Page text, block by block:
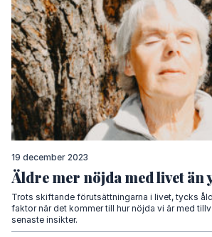
19 december 2023
Äldre mer nöjda med livet än
Trots skiftande förutsättningarna i livet, tycks
faktor när det kommer till hur nöjda vi är med
senaste insikter.